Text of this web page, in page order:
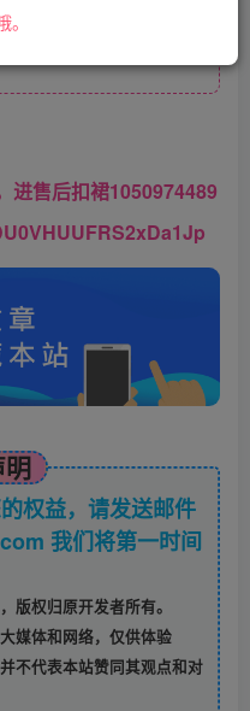
VIP会员可见
进售后扣裙1050974489
权益，请发送邮件
我们将第一时间
版权归原开发者所有。
媒体和网络，仅供体验
不代表本站赞同其观点和对